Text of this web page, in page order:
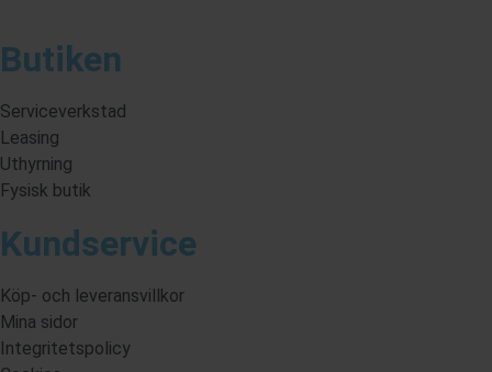
Butiken
Serviceverkstad
Leasing
Uthyrning
Fysisk butik
Kundservice
Köp- och leveransvillkor
Mina sidor
Integritetspolicy